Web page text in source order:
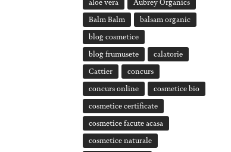
aloe vera Aubrey Organics
Balm Balm balsam organic
blog cosmetice
blog frumusete calatorie
Cattier concurs
concurs online cosmetice bio
cosmetice certificate
cosmetice facute acasa
cosmetice naturale